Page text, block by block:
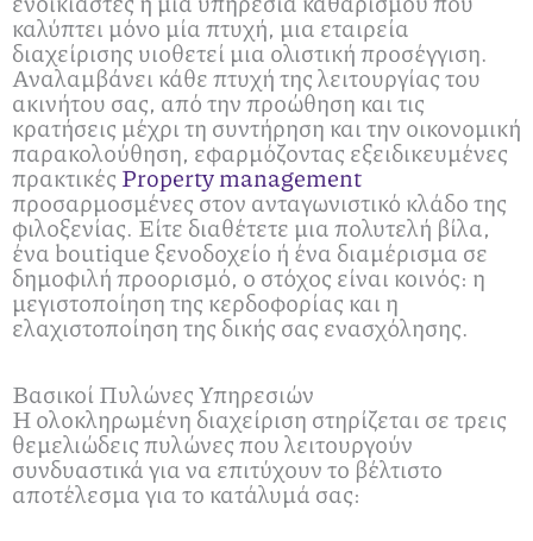
καλύπτει μόνο μία πτυχή, μια εταιρεία
διαχείρισης υιοθετεί μια ολιστική προσέγγιση.
Αναλαμβάνει κάθε πτυχή της λειτουργίας του
ακινήτου σας, από την προώθηση και τις
κρατήσεις μέχρι τη συντήρηση και την οικονομική
παρακολούθηση, εφαρμόζοντας εξειδικευμένες
πρακτικές Property management
προσαρμοσμένες στον ανταγωνιστικό κλάδο της
φιλοξενίας. Είτε διαθέτετε μια πολυτελή βίλα,
ένα boutique ξενοδοχείο ή ένα διαμέρισμα σε
δημοφιλή προορισμό, ο στόχος είναι κοινός: η
μεγιστοποίηση της κερδοφορίας και η
ελαχιστοποίηση της δικής σας ενασχόλησης.
Βασικοί Πυλώνες Υπηρεσιών
Η ολοκληρωμένη διαχείριση στηρίζεται σε τρεις
θεμελιώδεις πυλώνες που λειτουργούν
συνδυαστικά για να επιτύχουν το βέλτιστο
αποτέλεσμα για το κατάλυμά σας: